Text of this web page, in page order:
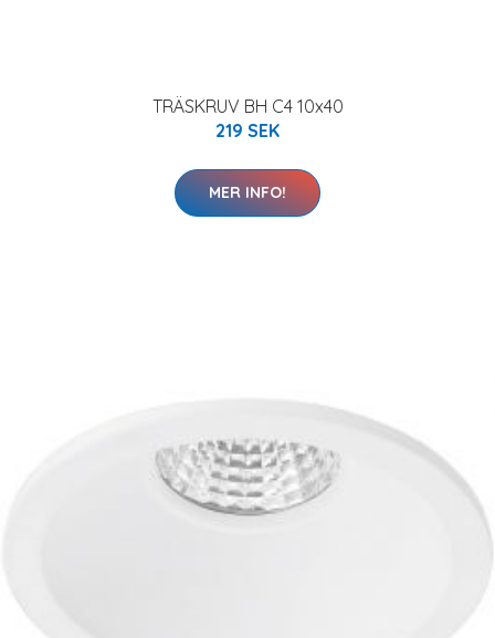
TRÄSKRUV BH C4 10x40
219 SEK
MER INFO!